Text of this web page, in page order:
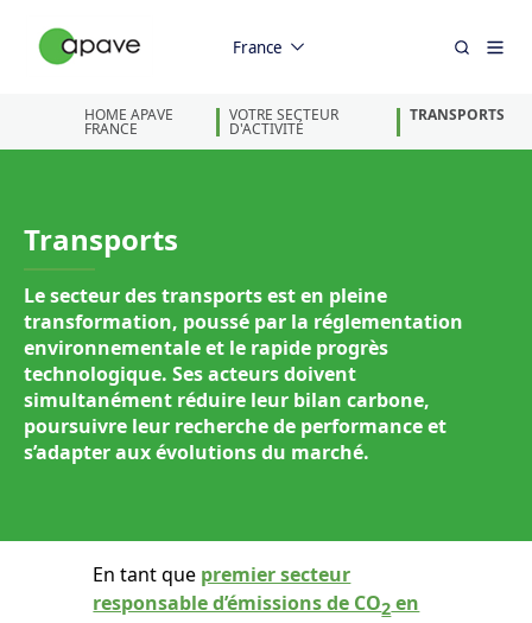
France
HOME APAVE
FRANCE
VOTRE SECTEUR
D'ACTIVITÉ
TRANSPORTS
Transports
Le secteur des transports est en pleine
transformation, poussé par la réglementation
environnementale et le rapide progrès
technologique. Ses acteurs doivent
simultanément réduire leur bilan carbone,
poursuivre leur recherche de performance et
s’adapter aux évolutions du marché.
En tant que premier secteur
responsable d’émissions de CO2en